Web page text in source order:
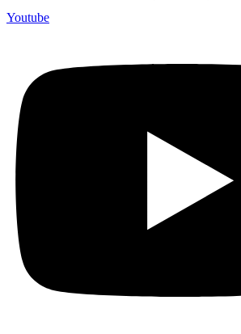
Youtube